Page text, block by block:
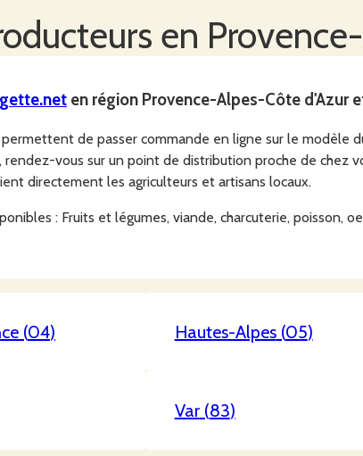
en
en région Provence-Alpes-Côte d'Azur
de passer commande en ligne sur le modèle
vous sur un point de distribution proche de chez
directement les agriculteurs et artisans locaux.
: Fruits et légumes, viande, charcuterie, poisson,
(04) Hautes-Alpes(05)
Var(83)